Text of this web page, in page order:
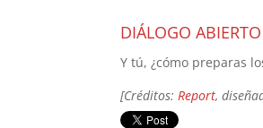
DIÁLOGO ABIERTO
Y tú, ¿cómo preparas
[Créditos:Report,